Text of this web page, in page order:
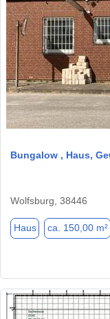
Bungalow , Haus,
Wolfsburg, 38446
Haus ca. 150,00 m²